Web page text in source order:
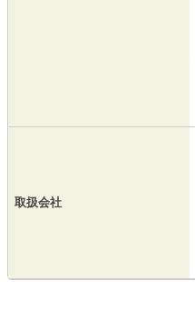
取扱会社